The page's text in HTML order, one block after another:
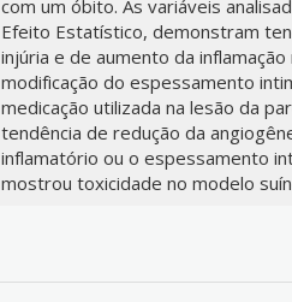
com um óbito. As variáveis
Efeito Estatístico, demonstram
injúria e de aumento da
modificação do espessamento
medicação utilizada na lesão da
tendência de redução da
inflamatório ou o espessamento
mostrou toxicidade no modelo